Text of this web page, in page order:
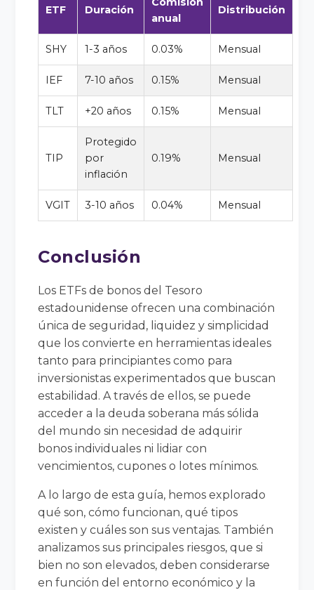
ETF Duración
anual
Distribución
SHY 1-3 años 0.03% Mensual
IEF 7-10 años 0.15% Mensual
TLT +20 años 0.15% Mensual
TIP
Protegido
por
inflación
0.19% Mensual
VGIT 3-10 años 0.04% Mensual
Conclusión
Los ETFs de bonos del Tesoro
estadounidense ofrecen una combinación
única de seguridad, liquidez y simplicidad
que los convierte en herramientas ideales
tanto para principiantes como para
inversionistas experimentados que buscan
estabilidad. A través de ellos, se puede
acceder a la deuda soberana más sólida
del mundo sin necesidad de adquirir
bonos individuales ni lidiar con
vencimientos, cupones o lotes mínimos.
A lo largo de esta guía, hemos explorado
qué son, cómo funcionan, qué tipos
existen y cuáles son sus ventajas. También
analizamos sus principales riesgos, que si
bien no son elevados, deben considerarse
en función del entorno económico y la